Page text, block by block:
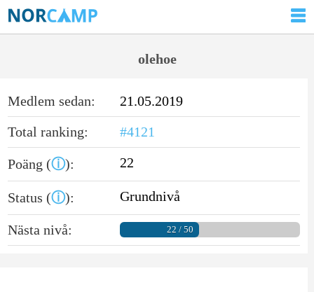
olehoe
Medlem sedan:
21.05.2019
Total ranking:
#4121
Poäng (ⓘ): 22
Status (ⓘ): Grundnivå
Nästa nivå: 22 / 50